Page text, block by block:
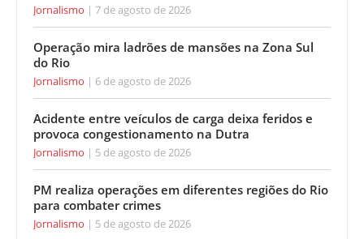
Jornalismo 7 de agosto de 2026
Operação mira ladrões de mansões na Zona Sul
do Rio
Jornalismo 6 de agosto de 2026
Acidente entre veículos de carga deixa feridos e
provoca congestionamento na Dutra
Jornalismo 5 de agosto de 2026
PM realiza operações em diferentes regiões do Rio
para combater crimes
Jornalismo 5 de agosto de 2026